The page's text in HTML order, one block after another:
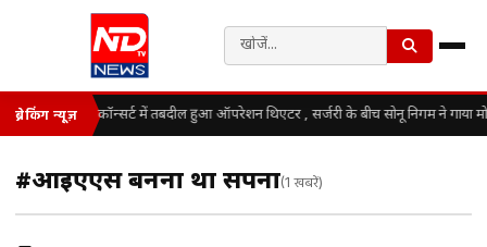
ब्रेकिंग न्यूज़ कॉन्सर्ट में तबदील हुआ ऑपरेशन थिएटर , सर्जरी के बीच सोनू निगम ने गाया
#आईएएस बनना था सपना(1 खबरें)